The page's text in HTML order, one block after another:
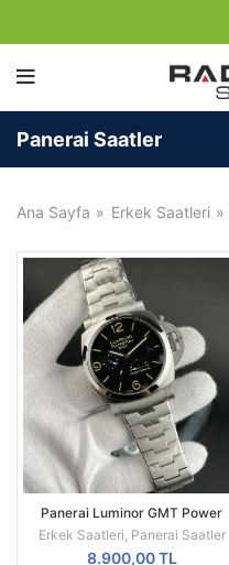
Panerai Saatler
Ana Sayfa Erkek Saatleri
Panerai Luminor GMT Power
Reserve Siyah Kadran Otomatik
Erkek Saat (Mavi–Sarı Detaylı)
Erkek Saatleri, Panerai Saatler
8.900,00TL